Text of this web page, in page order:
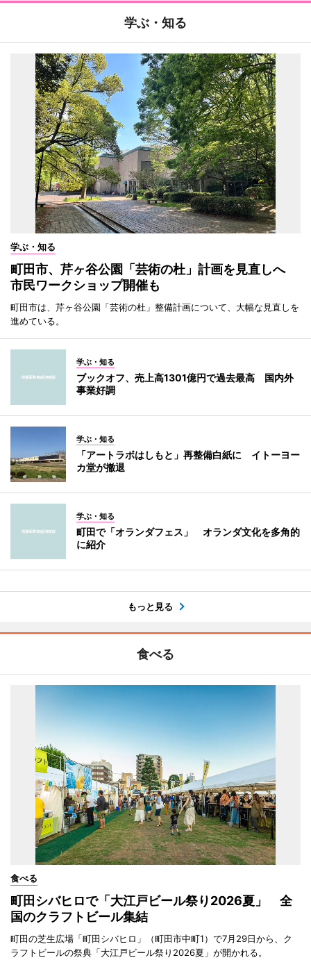
学ぶ・知る
学ぶ・知る
町田市、芹ヶ谷公園「芸術の杜」計画を見直しへ
市民ワークショップ開催も
町田市は、芹ヶ谷公園「芸術の杜」整備計画について、大幅な見直しを
進めている。
学ぶ・知る
ブックオフ、売上高1301億円で過去最高 国内外
事業好調
学ぶ・知る
「アートラボはしもと」再整備白紙に イトーヨー
カ堂が撤退
学ぶ・知る
町田で「オランダフェス」 オランダ文化を多角的
に紹介
もっと見る
食べる
食べる
町田シバヒロで「大江戸ビール祭り2026夏」 全
国のクラフトビール集結
町田の芝生広場「町田シバヒロ」（町田市中町1）で7月29日から、ク
ラフトビールの祭典「大江戸ビール祭り2026夏」が開かれる。